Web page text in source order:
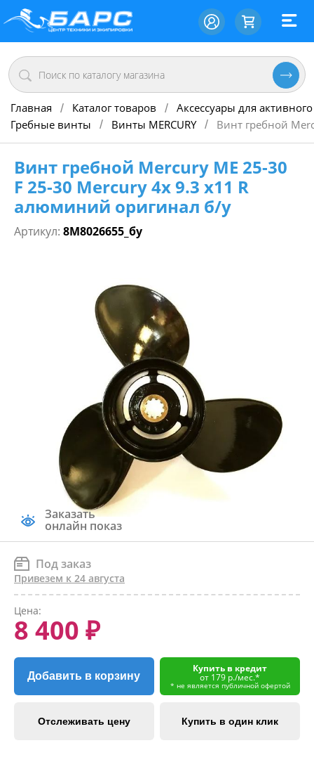
Главная / Каталог товаров / Аксессуары для
Гребные винты
/ Винты MERCURY / Винт гребной
Винт гребной Mercury ME 25-30
F 25-30 Mercury 4х 9.3 х11 R
алюминий оригинал б/у
Артикул: 8M8026655_бу
Заказать
онлайн показ
Под заказ
Привезем к 24 августа
Цена:
8 400 ₽
Добавить в корзину
Купить в кредит
от 179 р./мес.*
* не является публичной офертой
Отслеживать цену Купить в один клик